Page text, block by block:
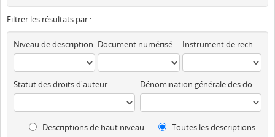
Filtrer les résultats par :
Niveau de description Document numérisé disponible Instrument de recherche
Statut des droits d'auteur Dénomination générale des documents
Descriptions de haut niveau Toutes les descriptions